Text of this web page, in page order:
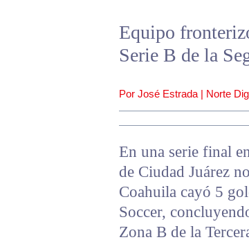
Equipo
Serie B de la
Por José Estrada | Norte
En una serie final
de Ciudad Juárez
Coahuila cayó 5
Soccer,
Zona B de la